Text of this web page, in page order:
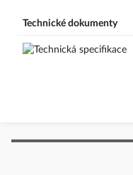
Technické dokumenty